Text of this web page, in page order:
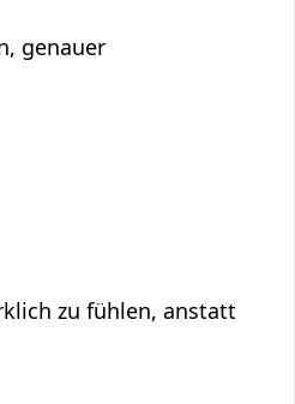
genauer
zu fühlen, anstatt